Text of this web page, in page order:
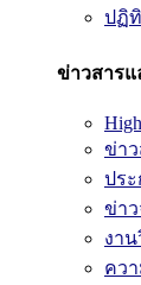
ปฏิ
ข่าวสารแ
ข่า
ปร
ข่า
งา
คว